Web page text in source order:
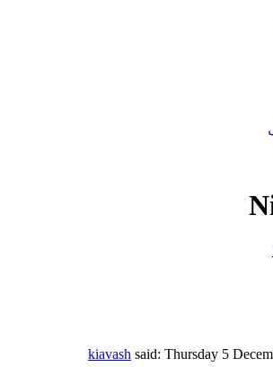
kiavash said: Thursday 5